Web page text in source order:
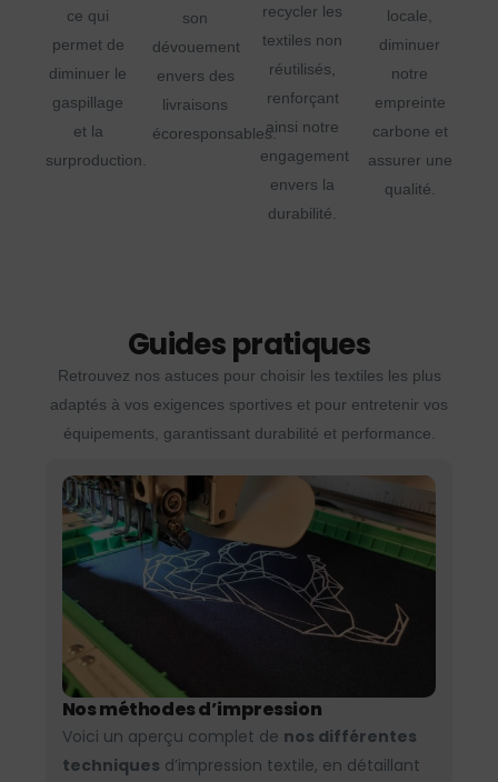
ce qui
permet de
diminuer le
gaspillage
et la
surproduction.
son
dévouement
envers des
livraisons
écoresponsables.
recycler les
textiles non
réutilisés,
renforçant
ainsi notre
engagement
envers la
durabilité.
locale,
diminuer
notre
empreinte
carbone et
assurer une
qualité.
Guides pratiques
Retrouvez nos astuces pour choisir les textiles les plus
adaptés à vos exigences sportives et pour entretenir vos
équipements, garantissant durabilité et performance.
Nos méthodes d’impression
Voici un aperçu complet de nos différentes
techniques d’impression textile, en détaillant